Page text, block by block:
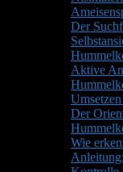
Der
Aktive
Der
Wie